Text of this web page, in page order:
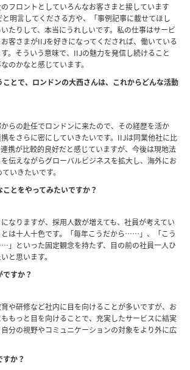
フロントとしていろんなお客さまと接しています
明言してくださる方や、「事例記事に載せてほし
たりして、本当にうれしいです。私の仕事はサービ
客さまがIIJを好きになってくだされば、働いている
。そういう意味で、IIJの魅力を発信し続けること
のかなと感じています。
とで、ロンドンの大西さんは、これからどんな活動
らの赴任でロンドンに来たので、その経歴を活か
をさらに密にしていきたいです。IIJは同業他社に比
携が比較的良好だと感じていますが、今後は現地法
伝えながらグローバルビジネスを拡大し、海外にお
いきたいです。
とをやってみたいですか？
なりますが、採用人数が増えても、社員が考えてい
は十人十色です。「毎年こうだから……」、「こう
」といった固定観念を持たず、目の前の社員一人ひ
と思います。
すか？
や研修など社内に目を向けることが多いですが、お
もっと目を向けることで、充実したサービスに結実
分の視野やコミュニケーションの対象をより外に広
か？